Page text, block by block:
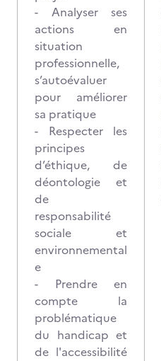
- Analyser ses
actions en
situation
professionnelle,
s’autoévaluer
pour améliorer
sa pratique
- Respecter les
principes
d’éthique, de
déontologie et
de
responsabilité
sociale et
environnemental
e
- Prendre en
compte la
problématique
du handicap et
de l'accessibilité